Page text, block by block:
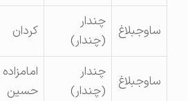
ساوجبلاغ
چندار
(چندار)
کردان
ساوجبلاغ
چندار
(چندار)
امامزاده
حسین